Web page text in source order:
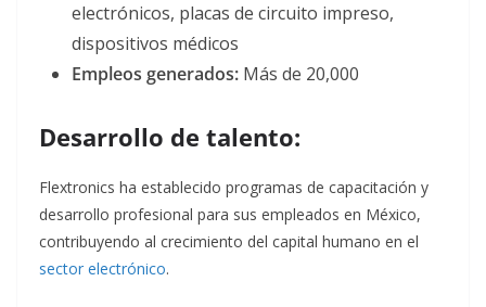
electrónicos, placas de circuito impreso,
dispositivos médicos
Empleos generados: Más de 20,000
Desarrollo de talento:
Flextronics ha establecido programas de capacitación y
desarrollo profesional para sus empleados en México,
contribuyendo al crecimiento del capital humano en el
sector electrónico.